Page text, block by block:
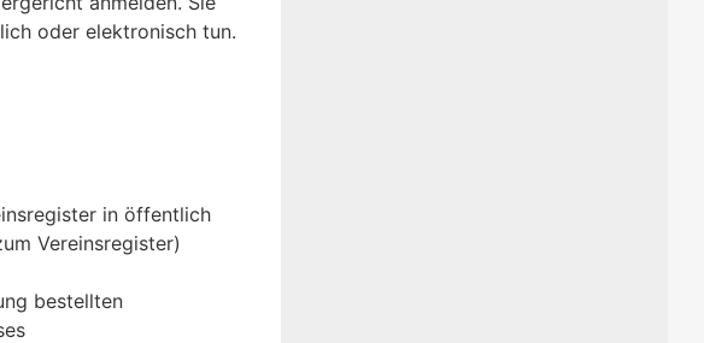
oder elektronisch tun.
in öffentlich
Vereinsregister)
bestellten